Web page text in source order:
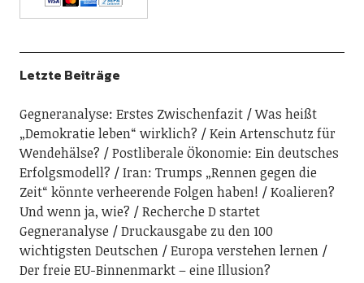
Letzte Beiträge
Gegneranalyse: Erstes Zwischenfazit
Was heißt
„Demokratie leben“ wirklich?
Kein Artenschutz für
Wendehälse?
Postliberale Ökonomie: Ein deutsches
Erfolgsmodell?
Iran: Trumps „Rennen gegen die
Zeit“ könnte verheerende Folgen haben!
Koalieren?
Und wenn ja, wie?
Recherche D startet
Gegneranalyse
Druckausgabe zu den 100
wichtigsten Deutschen
Europa verstehen lernen
Der freie EU-Binnenmarkt – eine Illusion?